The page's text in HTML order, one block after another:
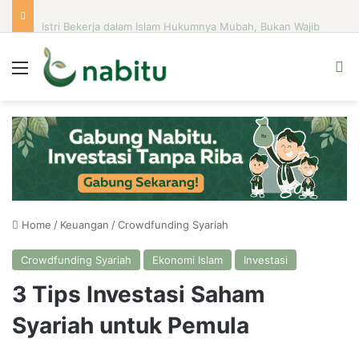
Menu
Home / Keuangan /Crowdfunding Syariah
Crowdfunding Syariah Ekonomi Islam Investasi
3 Tips Investasi Saham
Syariah untuk Pemula